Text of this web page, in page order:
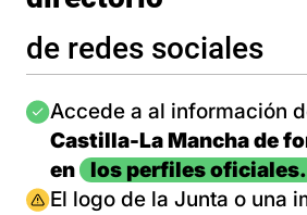
de redes sociales
Imagen
Accede a al información
Castilla-La Mancha de
en
los perfiles oficiales.
Imagen
El logo de la Junta o una